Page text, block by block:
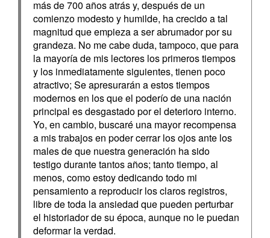
más de 700 años atrás y, después de un
comienzo modesto y humilde, ha crecido a tal
magnitud que empieza a ser abrumador por su
grandeza. No me cabe duda, tampoco, que para
la mayoría de mis lectores los primeros tiempos
y los inmediatamente siguientes, tienen poco
atractivo; Se apresurarán a estos tiempos
modernos en los que el poderío de una nación
principal es desgastado por el deterioro interno.
Yo, en cambio, buscaré una mayor recompensa
a mis trabajos en poder cerrar los ojos ante los
males de que nuestra generación ha sido
testigo durante tantos años; tanto tiempo, al
menos, como estoy dedicando todo mi
pensamiento a reproducir los claros registros,
libre de toda la ansiedad que pueden perturbar
el historiador de su época, aunque no le puedan
deformar la verdad.